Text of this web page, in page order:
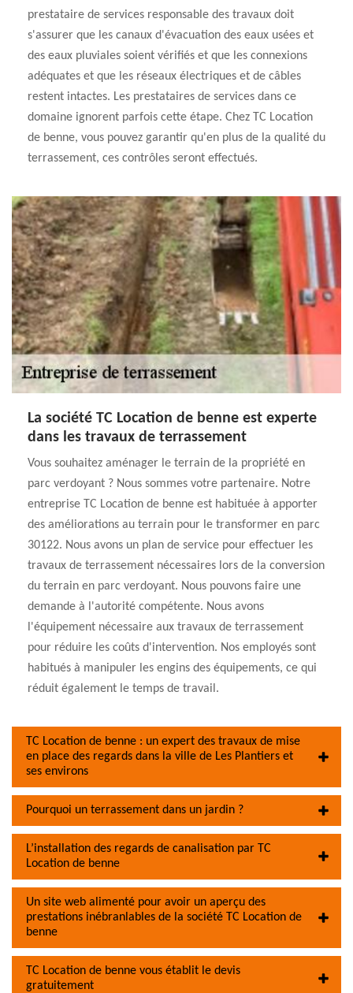
prestataire de services responsable des travaux doit
s'assurer que les canaux d'évacuation des eaux usées et
des eaux pluviales soient vérifiés et que les connexions
adéquates et que les réseaux électriques et de câbles
restent intactes. Les prestataires de services dans ce
domaine ignorent parfois cette étape. Chez TC Location
de benne, vous pouvez garantir qu'en plus de la qualité du
terrassement, ces contrôles seront effectués.
La société TC Location de benne est experte
dans les travaux de terrassement
Vous souhaitez aménager le terrain de la propriété en
parc verdoyant ? Nous sommes votre partenaire. Notre
entreprise TC Location de benne est habituée à apporter
des améliorations au terrain pour le transformer en parc
30122. Nous avons un plan de service pour effectuer les
travaux de terrassement nécessaires lors de la conversion
du terrain en parc verdoyant. Nous pouvons faire une
demande à l'autorité compétente. Nous avons
l'équipement nécessaire aux travaux de terrassement
pour réduire les coûts d'intervention. Nos employés sont
habitués à manipuler les engins des équipements, ce qui
réduit également le temps de travail.
TC Location de benne : un expert des travaux de mise
en place des regards dans la ville de Les Plantiers et
ses environs
Pourquoi un terrassement dans un jardin ?
L’installation des regards de canalisation par TC
Location de benne
Un site web alimenté pour avoir un aperçu des
prestations inébranlables de la société TC Location de
benne
TC Location de benne vous établit le devis
gratuitement